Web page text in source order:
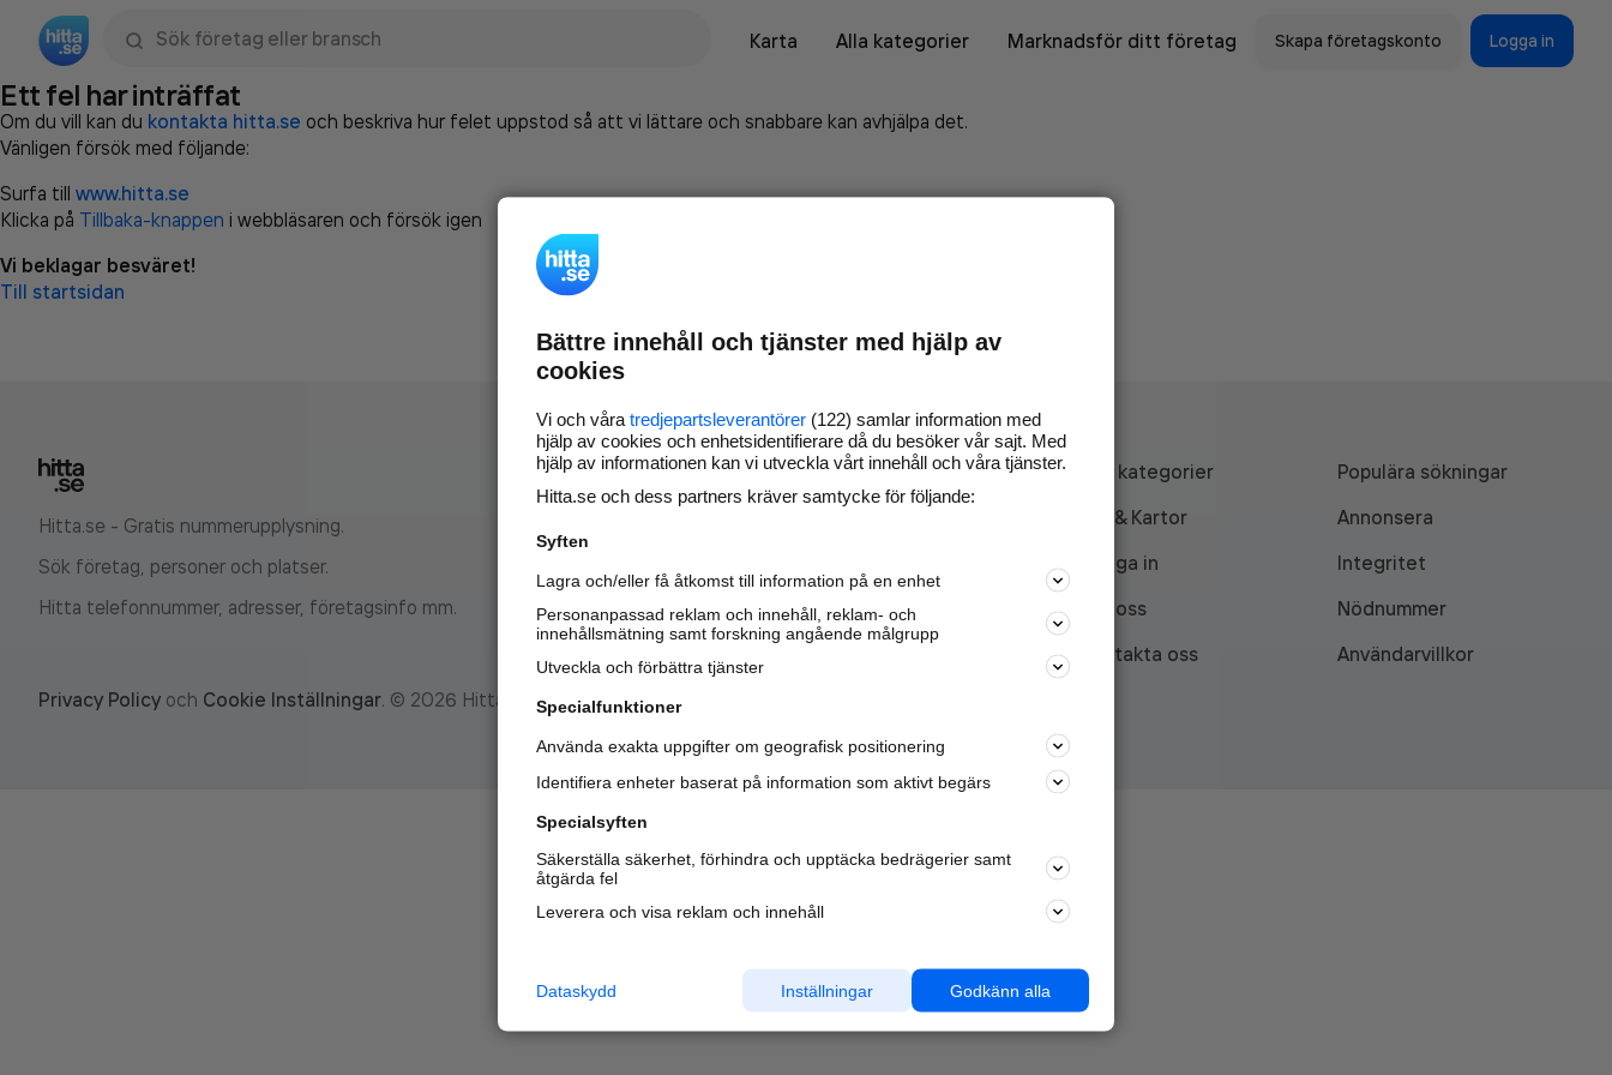
Karta
Alla kategorier Marknadsför ditt företag Skapa företagskonto Logga in
Ett fel har inträffat
Om du vill kan du kontakta hitta.se och beskriva hur felet uppstod så att vi lättare och snabbare kan avhjälpa det.
Vänligen försök med följande:
Surfa till www.hitta.se
Klicka på Tillbaka-knappen i webbläsaren och försök igen
Vi beklagar besväret!
Till startsidan
Hitta.se - Gratis nummerupplysning.
Sök företag, personer och platser.
Hitta telefonnummer, adresser, företagsinfo mm.
Marknadsför företaget på
nya kunder och
samarbetspartners nära dig.
Läs mer här
Alla kategorier
Populära sökningar
API & Kartor
Annonsera
Logga in
Integritet
Om oss
Nödnummer
Kontakta oss
Användarvillkor
Privacy Policy och Cookie Inställningar. © 2026 Hitta.se
Bättre innehåll och tjänster med hjälp av
cookies
Vi och våra tredjepartsleverantörer (122) samlar information med
hjälp av cookies och enhetsidentifierare då du besöker vår sajt. Med
hjälp av informationen kan vi utveckla vårt innehåll och våra tjänster.
Hitta.se och dess partners kräver samtycke för följande:
Syften
Lagra och/eller få åtkomst till information på en enhet
Personanpassad reklam och innehåll, reklam- och
innehållsmätning samt forskning angående målgrupp
Utveckla och förbättra tjänster
Specialfunktioner
Använda exakta uppgifter om geografisk positionering
Identifiera enheter baserat på information som aktivt begärs
Specialsyften
Säkerställa säkerhet, förhindra och upptäcka bedrägerier samt
åtgärda fel
Leverera och visa reklam och innehåll
Godkänn alla
Inställningar
Dataskydd